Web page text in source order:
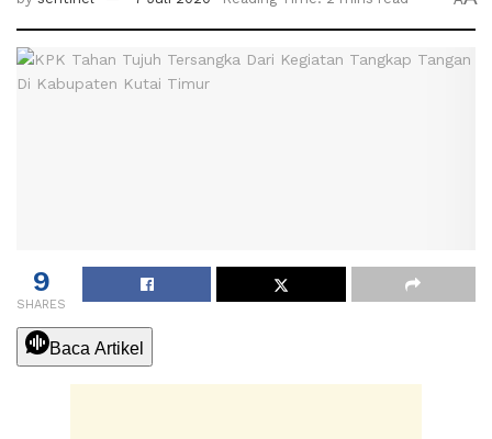
9
SHARES
Baca Artikel